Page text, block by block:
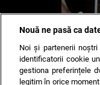
Nouă ne pasă ca
Noi și partenerii noștri
identificatorii cookie
gestiona preferințele
legitim în orice